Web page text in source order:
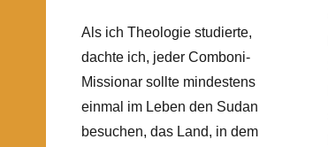
Als ich Theologie studierte,
dachte ich, jeder Comboni-
Missionar sollte mindestens
einmal im Leben den Sudan
besuchen, das Land, in dem